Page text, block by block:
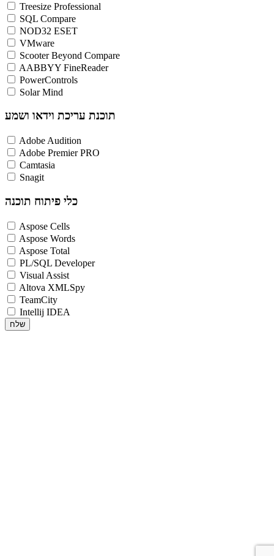
Treesize Professional
SQL Compare
NOD32 ESET
VMware
Scooter Beyond Compare
AABBYY FineReader
PowerControls
Solar Mind
תוכנת עריכת וידאו ושמע
Adobe Audition
Adobe Premier PRO
Camtasia
Snagit
כלי פיתוח תוכנה
Aspose Cells
Aspose Words
Aspose Total
PL/SQL Developer
Visual Assist
Altova XMLSpy
TeamCity
Intellij IDEA